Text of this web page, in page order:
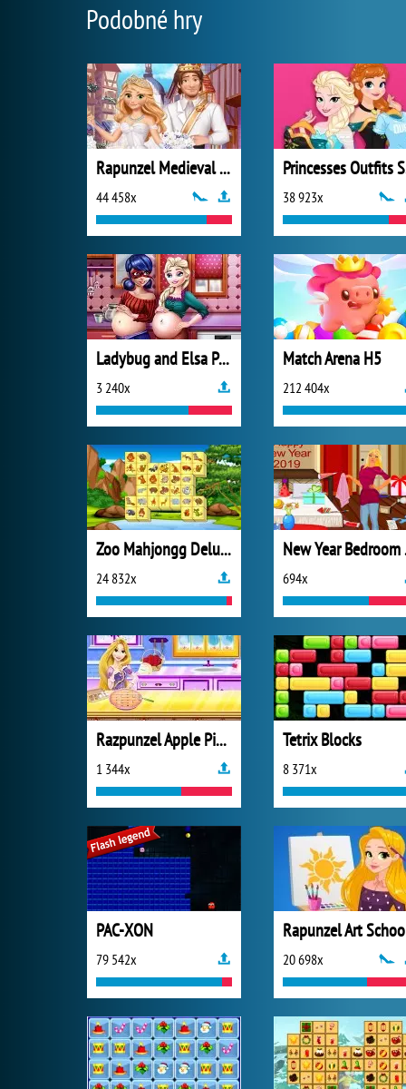
Podobné hry
Rapunzel Medieval Wedding
44 458x 38 923x
Ladybug and Elsa Pregnant BFFs
3 240x
Match Arena H5
212 404x
Zoo Mahjongg Deluxe
24 832x 694x
Razpunzel Apple Pie Recipe
1 344x
Tetrix Blocks
8 371x
PAC-XON
79 542x
Rapunzel Art
20 698x